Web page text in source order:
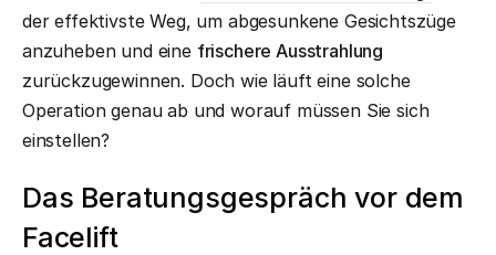
der effektivste Weg, um abgesunkene Gesichtszüge
anzuheben und eine frischere Ausstrahlung
zurückzugewinnen. Doch wie läuft eine solche
Operation genau ab und worauf müssen Sie sich
einstellen?
Das Beratungsgespräch vor dem
Facelift